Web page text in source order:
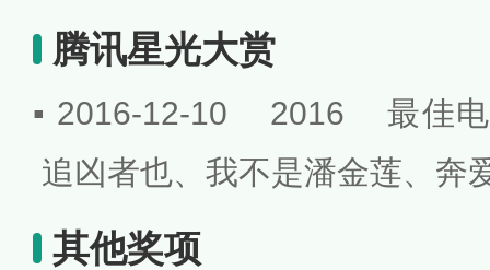
腾讯星光大赏
▪ 2016-12-10 2016 最佳
追凶者也、我不是潘金莲、
其他奖项